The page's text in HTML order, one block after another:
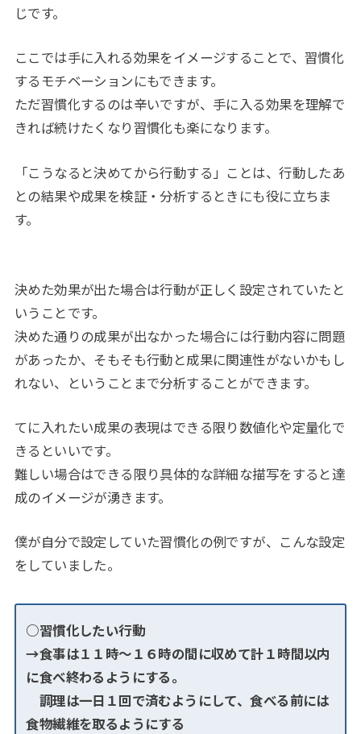
じです。
ここでは手に入れる効果をイメージすることで、習慣化
するモチベーションにもできます。
ただ習慣化するのは辛いですが、手に入る効果を理解で
きれば続けたくなり習慣化も楽になります。
「こうなると決めてから行動する」ことは、行動したあ
との結果や成果を検証・分析するときにも役に立ちま
す。
決めた効果が出た場合は行動が正しく設定されていたと
いうことです。
決めた通りの成果が出なかった場合には行動内容に問題
があったか、そもそも行動と成果に関連性がないかもし
れない、ということまで分析することができます。
てに入れたい成果の表現はできる限り数値化や定量化で
きるといいです。
難しい場合はできる限り具体的な詳細な描写をすると達
成のイメージが湧きます。
僕が自分で設定していた習慣化の例ですが、こんな設定
をしていました。
○習慣化したい行動
→食事は１１時～１６時の間に収めて計１時間以内
に食べ終わるようにする。
調理は一日１回で済むようにして、食べる前には
食物繊維を取るようにする